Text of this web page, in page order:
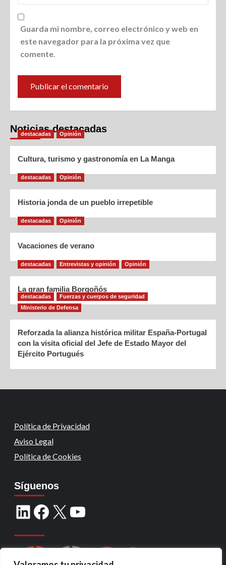
Guarda mi nombre, correo electrónico y web en
este navegador para la próxima vez que
comente.
Noticias destacadas
destacadas Opinión
Cultura, turismo y gastronomía en La Manga
destacadas Opinión
Historia jonda de un pueblo irrepetible
destacadas Opinión
Vacaciones de verano
destacadas Entrevistas y opinión Opinión
La gran familia Borgoñós
destacadas
Fuerzas y cuerpos de seguridad
Ministerio de Defensa
Reforzada la alianza histórica militar España-Portugal
con la visita oficial del Jefe de Estado Mayor del
Ejército Portugués
Política de Privacidad
Aviso Legal
Política de Cookies
Síguenos